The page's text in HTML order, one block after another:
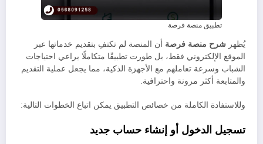
تطبيق منصة فرصة
يُظهر شرح منصة فرصة أن المنصة لم تكتفِ بتقديم خدماتها عبر
الموقع الإلكتروني فقط، بل طورت تطبيقًا متكاملًا يراعي احتياجات
الشباب وسرعة تعاملهم مع الأجهزة الذكية، مما يجعل عملية التقديم
والمتابعة أكثر مرونة واحترافية.
وللاستفادة الكاملة من خصائص التطبيق يمكن اتباع الخطوات التالية:
تسجيل الدخول أو إنشاء حساب جديد